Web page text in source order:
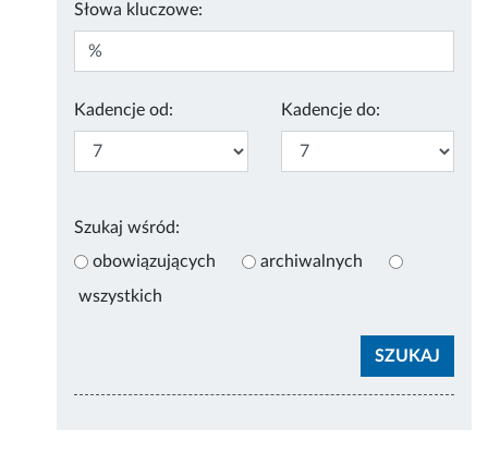
Słowa kluczowe:
Kadencje od: Kadencje do:
Szukaj wśród:
obowiązujących
archiwalnych
wszystkich